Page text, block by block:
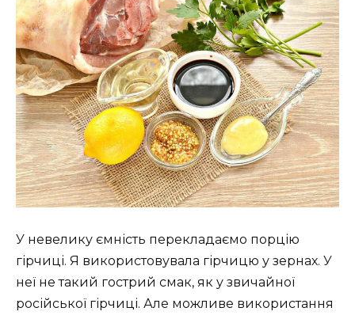
У невелику ємність перекладаємо порцію
гірчиці. Я використовувала гірчицю у зернах. У
неї не такий гострий смак, як у звичайної
російської гірчиці. Але можливе використання